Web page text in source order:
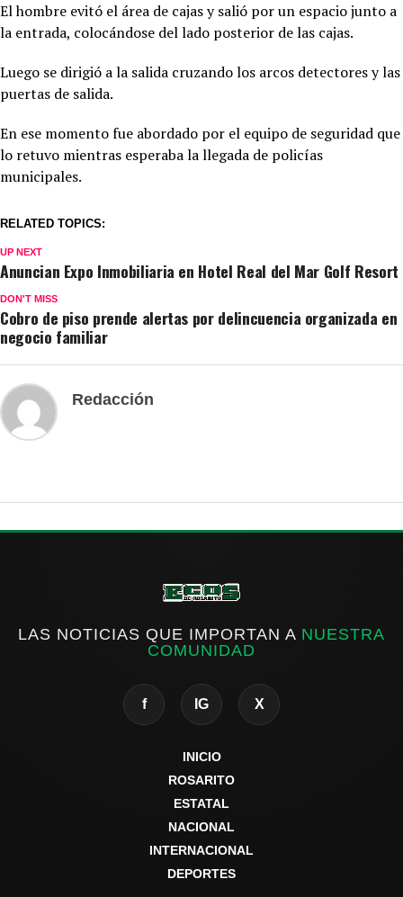
El hombre evitó el área de cajas y salió por un espacio junto a
la entrada, colocándose del lado posterior de las cajas.
Luego se dirigió a la salida cruzando los arcos detectores y las
puertas de salida.
En ese momento fue abordado por el equipo de seguridad que
lo retuvo mientras esperaba la llegada de policías
municipales.
RELATED TOPICS:
UP NEXT
Anuncian Expo Inmobiliaria en Hotel Real del Mar Golf Resort
DON'T MISS
Cobro de piso prende alertas por delincuencia organizada en
negocio familiar
Redacción
LAS NOTICIAS QUE IMPORTAN A NUESTRA
COMUNIDAD
f IG X
INICIO
ROSARITO
ESTATAL
NACIONAL
INTERNACIONAL
DEPORTES